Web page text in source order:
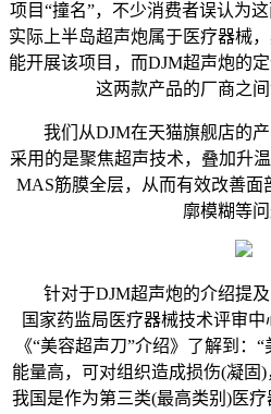
项目“撞名”，不少消费者误认为
实际上半岛超声炮属于医疗器械
能开展该项目，而DJM超声炮的
这两款产品的厂商之间
我们从DJM在天猫旗舰店的产
采用的是聚焦超声技术，叠加升
MAS筋膜全层，从而有效改善面
廓模糊等问
针对于DJM超声炮的介绍提及
国家药监局医疗器械技术评审
《“美容超声刀”介绍》了解到：
能量高，可对组织造成损伤(凝固
我国是作为第三类(最高类别)医